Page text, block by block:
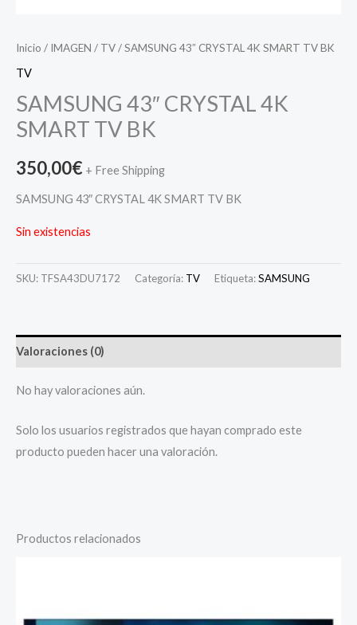
Inicio / IMAGEN / TV/ SAMSUNG 43″ CRYSTAL 4K SMART TV BK
TV
SAMSUNG 43″ CRYSTAL 4K
SMART TV BK
350,00€ + Free Shipping
SAMSUNG 43″ CRYSTAL 4K SMART TV BK
Sin existencias
SKU: TFSA43DU7172 Categoría: TV Etiqueta:SAMSUNG
Valoraciones (0)
No hay valoraciones aún.
Solo los usuarios registrados que hayan comprado este
producto pueden hacer una valoración.
Productos relacionados